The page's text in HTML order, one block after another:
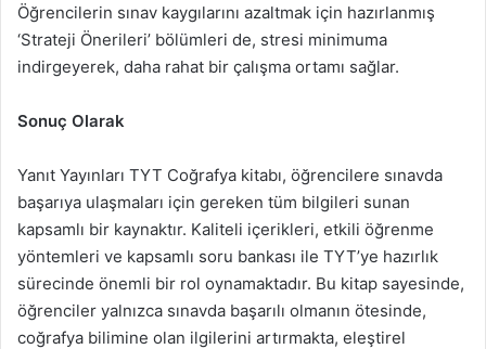
Öğrencilerin sınav kaygılarını azaltmak için hazırlanmış
‘Strateji Önerileri’ bölümleri de, stresi minimuma
indirgeyerek, daha rahat bir çalışma ortamı sağlar.
Sonuç Olarak
Yanıt Yayınları TYT Coğrafya kitabı, öğrencilere sınavda
başarıya ulaşmaları için gereken tüm bilgileri sunan
kapsamlı bir kaynaktır. Kaliteli içerikleri, etkili öğrenme
yöntemleri ve kapsamlı soru bankası ile TYT’ye hazırlık
sürecinde önemli bir rol oynamaktadır. Bu kitap sayesinde,
öğrenciler yalnızca sınavda başarılı olmanın ötesinde,
coğrafya bilimine olan ilgilerini artırmakta, eleştirel